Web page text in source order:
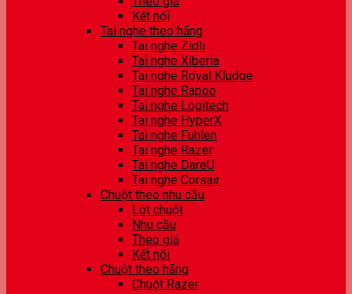
Kết nối
Tai nghe theo hãng
Tai nghe Zidli
Tai nghe Xiberia
Tai nghe Royal Kludge
Tai nghe Rapoo
Tai nghe Logitech
Tai nghe HyperX
Tai nghe Fuhlen
Tai nghe Razer
Tai nghe DareU
Tai nghe Corsair
Chuột theo nhu cầu
Lót chuột
Nhu cầu
Theo giá
Kết nối
Chuột theo hãng
Chuột Razer